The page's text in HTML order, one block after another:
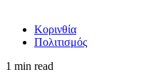
Κορινθία
Πολιτισμός
1 min read